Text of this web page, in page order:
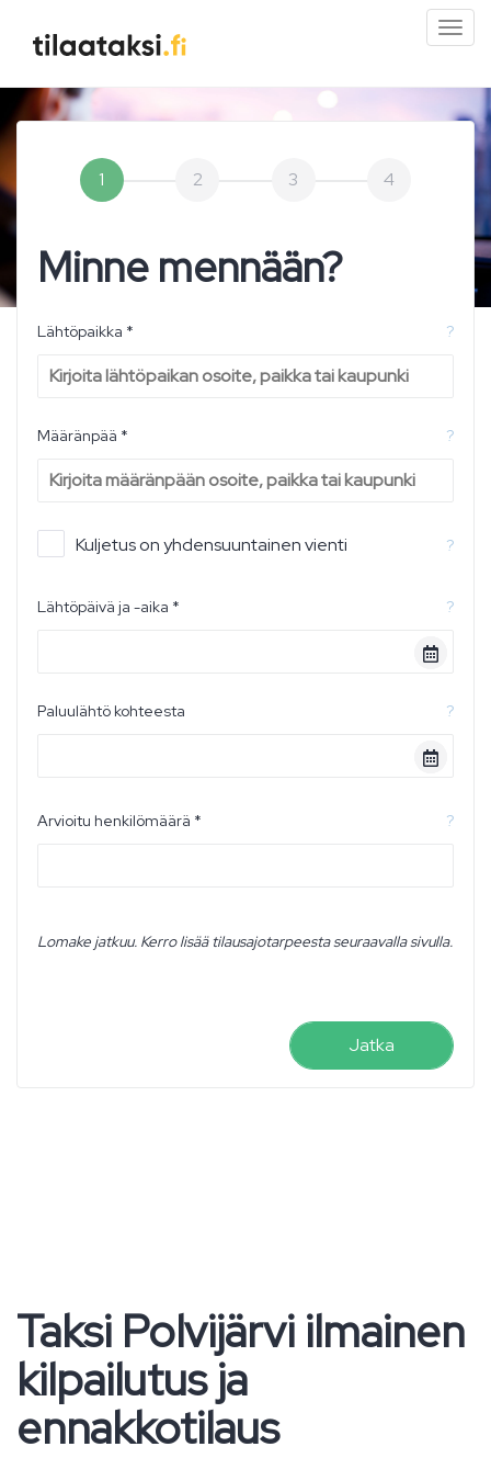
1 2 3 4
Minne mennään?
Lähtöpaikka * ?
Määränpää * ?
Kuljetus on yhdensuuntainen vienti ?
Lähtöpäivä ja -aika * ?
Paluulähtö kohteesta ?
Arvioitu henkilömäärä * ?
Lomake jatkuu. Kerro lisää tilausajotarpeesta seuraavalla sivulla.
Jatka
Taksi Polvijärvi ilmainen
kilpailutus ja
ennakkotilaus